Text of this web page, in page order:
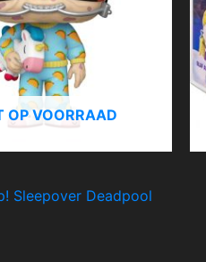
OP VOORRAAD
Sleepover Deadpool